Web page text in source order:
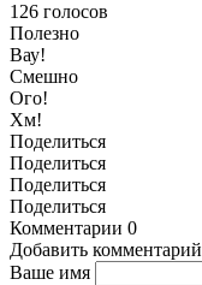
126 голосов
Полезно
Вау!
Смешно
Ого!
Хм!
Поделиться
Поделиться
Поделиться
Поделиться
Комментарии 0
Добавить комментарий
Ваше имя